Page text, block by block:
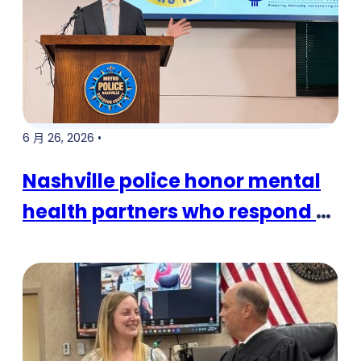
6 月 26, 2026 •
Nashville police honor mental
health partners who respond to